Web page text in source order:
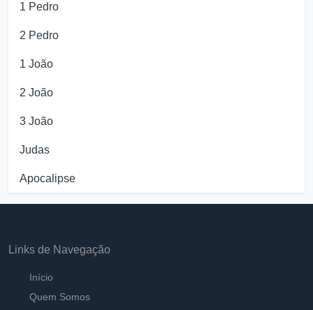
1 Pedro
2 Pedro
1 João
2 João
3 João
Judas
Apocalipse
Links de Navegação
Início
Quem Somos